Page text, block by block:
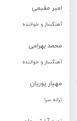
امیر مقیمی
آهنگساز و خواننده
محمد بهرامی
آهنگساز و خواننده
مهیار پوریان
ترانه سرا